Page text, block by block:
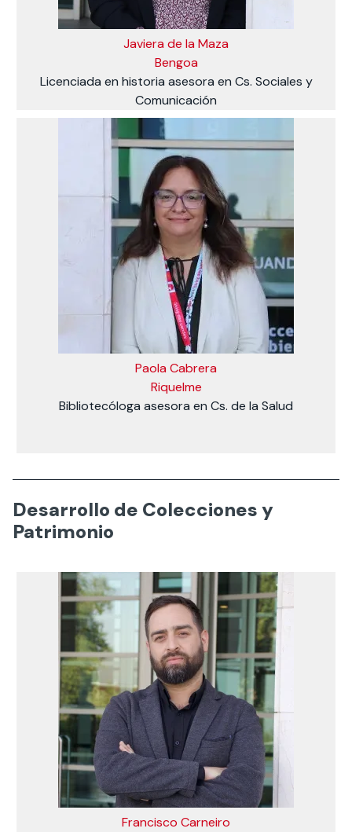
Javiera de la Maza
Bengoa
Licenciada en historia asesora en Cs. Sociales y
Comunicación
Paola Cabrera
Riquelme
Bibliotecóloga asesora en Cs. de la Salud
Desarrollo de Colecciones y
Patrimonio
Francisco Carneiro